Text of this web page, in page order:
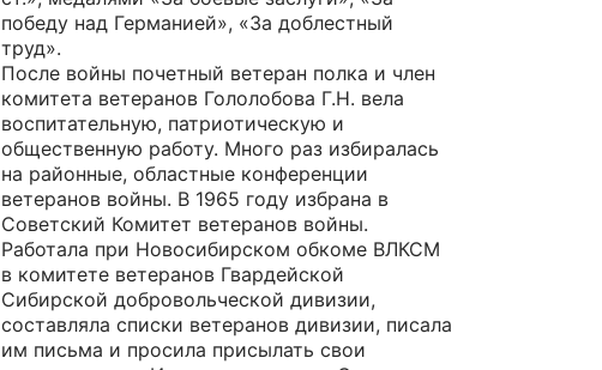
победу над Германией», «За доблестный
труд».
После войны почетный ветеран полка и член
комитета ветеранов Гололобова Г.Н. вела
воспитательную, патриотическую и
общественную работу. Много раз избиралась
на районные, областные конференции
ветеранов войны. В 1965 году избрана в
Советский Комитет ветеранов войны.
Работала при Новосибирском обкоме ВЛКСМ
в комитете ветеранов Гвардейской
Сибирской добровольческой дивизии,
составляла списки ветеранов дивизии, писала
им письма и просила присылать свои